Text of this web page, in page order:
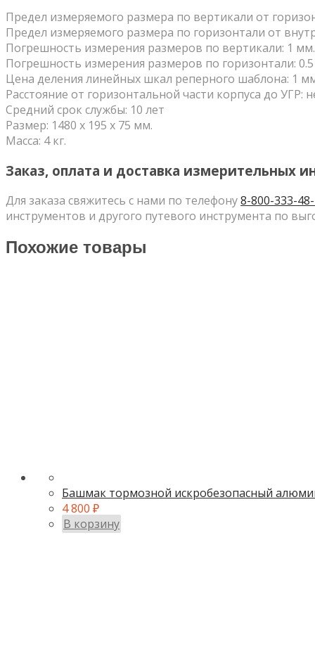
Предел измеряемого размера по вертикали от
Предел измеряемого размера по горизонтали от
Погрешность измерения размеров по вертикали: 1 мм.
Погрешность измерения размеров по горизонтали:
Цена деления линейных шкал реперного шаблона: 1
Расстояние от горизонтальной части корпуса до УГР:
Средний срок службы: 10 лет
Размер: 1480 х 195 х 75 мм.
Масса: 4 кг.
Заказ, оплата и доставка измерительных
Для заказа свяжитесь с нами по телефону8-800-333-
инструментов и другого путевого инструмента по
Похожие товары
Башмак тормозной искробезопасный
4 800 ₽
В корзину